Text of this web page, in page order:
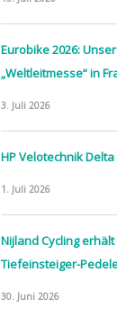
Eurobike 2026:
„Weltleitmesse“ in
3. Juli 2026
HP Velotechnik
1. Juli 2026
Nijland Cycling
Tiefeinsteiger-
30. Juni 2026